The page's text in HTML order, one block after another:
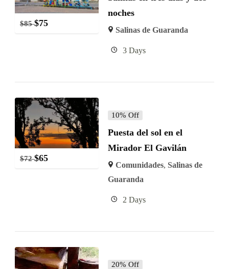
$85 $75
noches
Salinas de Guaranda
3 Days
$72 $65
10% Off
Puesta del sol en el
Mirador El Gavilán
Comunidades, Salinas de
Guaranda
2 Days
20% Off